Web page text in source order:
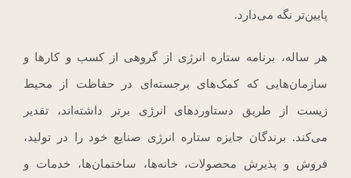
پایین‌تر نگه می‌دارد.
هر ساله، برنامه ستاره انرژی از گروهی از کسب و کارها و
سازمان‌هایی که کمک‌های برجسته‌ای در حفاظت از محیط
زیست از طریق دستاوردهای انرژی برتر داشته‌اند، تقدیر
می‌کند. برندگان جایزه ستاره انرژی صنایع خود را در تولید،
فروش و پذیرش محصولات، خانه‌ها، ساختمان‌ها، خدمات و